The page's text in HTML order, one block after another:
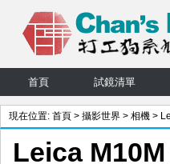
首頁 試鏡清單
現在位置: 首頁 > 攝影世界 > 相機 >
Leica